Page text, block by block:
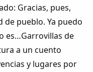
Gracias, pues,
pueblo. Ya puedo
es…Garrovillas de
a un cuento
y lugares por